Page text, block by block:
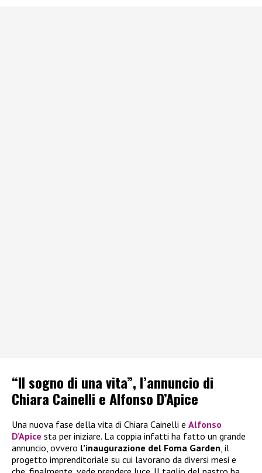
“Il sogno di una vita”, l’annuncio di
Chiara Cainelli e Alfonso D’Apice
Una nuova fase della vita di Chiara Cainelli e Alfonso
D’Apice sta per iniziare. La coppia infatti ha fatto un grande
annuncio, ovvero l’inaugurazione del Foma Garden , il
progetto imprenditoriale su cui lavorano da diversi mesi e